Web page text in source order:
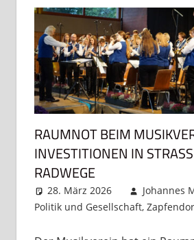
RAUMNOT BEIM
NVESTITIONEN IN
DWEGE
28. März 2026
Johannes
Politik und Gesellschaft,